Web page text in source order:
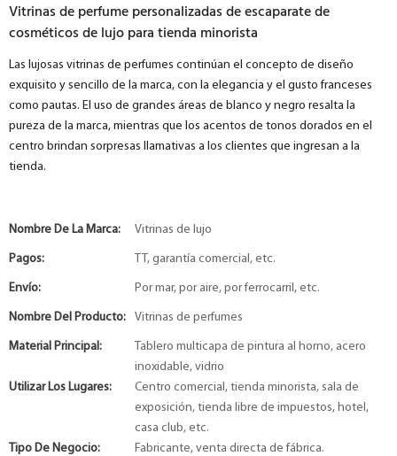
Vitrinas de perfume personalizadas de escaparate de
cosméticos de lujo para tienda minorista
Las lujosas vitrinas de perfumes continúan el concepto de diseño
exquisito y sencillo de la marca, con la elegancia y el gusto franceses
como pautas. El uso de grandes áreas de blanco y negro resalta la
pureza de la marca, mientras que los acentos de tonos dorados en el
centro brindan sorpresas llamativas a los clientes que ingresan a la
tienda.
Nombre De La Marca: Vitrinas de lujo
Pagos: TT, garantía comercial, etc.
Envío: Por mar, por aire, por ferrocarril, etc.
Nombre Del Producto: Vitrinas de perfumes
Material Principal:
Tablero multicapa de pintura al horno, acero
inoxidable, vidrio
Utilizar Los Lugares:
Centro comercial, tienda minorista, sala de
exposición, tienda libre de impuestos, hotel,
casa club, etc.
Tipo De Negocio:
Fabricante, venta directa de fábrica.